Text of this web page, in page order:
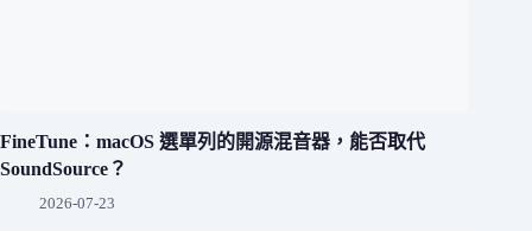
FineTune：macOS 選單列的開源混音器，能否取代
SoundSource？
2026-07-23